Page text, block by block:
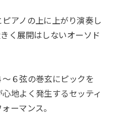
アノの上に上がり演奏し
く展開はしないオーソド
６弦の巻玄にピックを
地よく発生するセッティ
ーマンス。